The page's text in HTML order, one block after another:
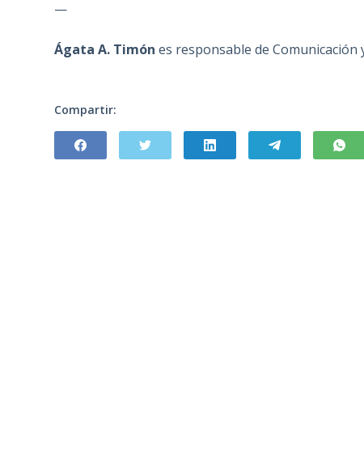
—
Ágata A. Timón es responsable de Comunicación
Compartir: